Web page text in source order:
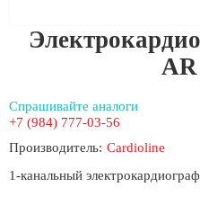
AR
Спрашивайте аналоги
+7 (984) 777-03-56
Производитель: Cardioline
1-канальный